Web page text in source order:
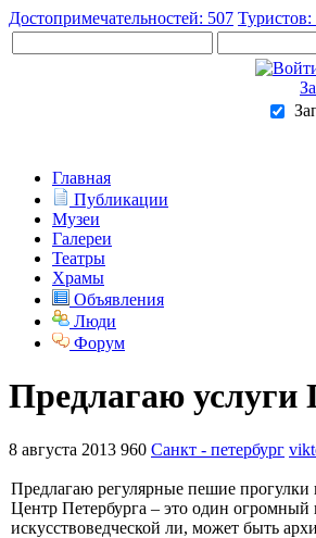
Достопримечательностей: 507 Туристов:
Главная
Публикации
Музеи
Галереи
Театры
Храмы
Объявления
Люди
Форум
Предлагаю услуги
8 августа 2013 960 Санкт - петербург
Предлагаю регулярные пешие прогулки
Центр Петербурга – это один
искусствоведческой ли, может быть